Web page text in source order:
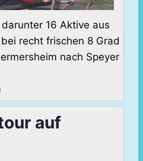
16 Aktive aus
recht frischen 8 Grad
nach Speyer
auf